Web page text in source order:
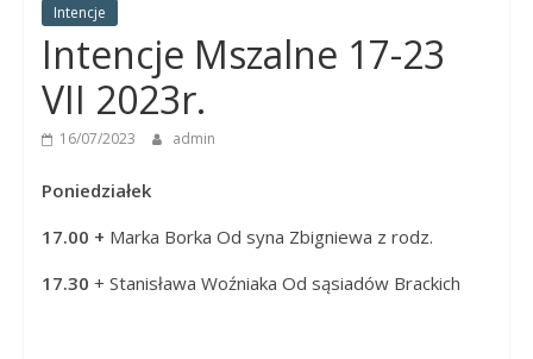
Panny
Parafia
Nawiedzenia
Najświętszej
Panny
Intencje
Intencje Mszalne 17-23
VII 2023r.
16/07/2023 admin
Poniedziałek
17.00 + Marka Borka Od syna Zbigniewa z rodz.
17.30 + Stanisława Woźniaka Od sąsiadów Brackich